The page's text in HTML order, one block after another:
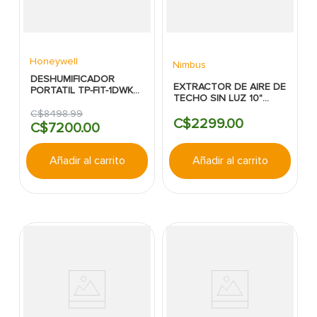
Honeywell
DESHUMIFICADOR
PORTATIL TP-FIT-1DWK
HONEYWELL
C$8498.99
C$7200.00
Añadir al carrito
Nimbus
EXTRACTOR DE AIRE DE
TECHO SIN LUZ 10"
C$2299.00
Añadir al carrito